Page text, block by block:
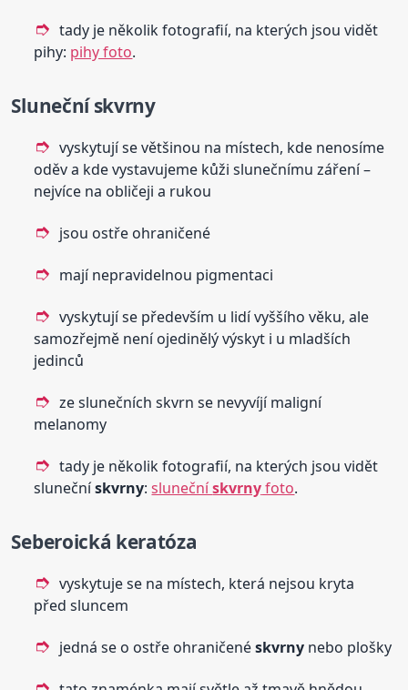
tady je několik fotografií, na kterých jsou vidět
pihy: pihy foto.
Slunečnískvrny
vyskytují se většinou na místech, kde nenosíme
oděv a kde vystavujeme kůži slunečnímu záření –
nejvíce na obličeji a rukou
jsou ostře ohraničené
mají nepravidelnou pigmentaci
vyskytují se především u lidí vyššího věku, ale
samozřejmě není ojedinělý výskyt i u mladších
jedinců
ze slunečních skvrn se nevyvíjí maligní
melanomy
tady je několik fotografií, na kterých jsou vidět
slunečnískvrny:slunečnískvrnyfoto.
Seberoická keratóza
vyskytuje se na místech, která nejsou kryta
před sluncem
jedná se o ostře ohraničenéskvrny nebo plošky